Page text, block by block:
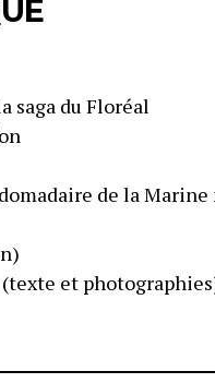
saga du Floréal
de la
et